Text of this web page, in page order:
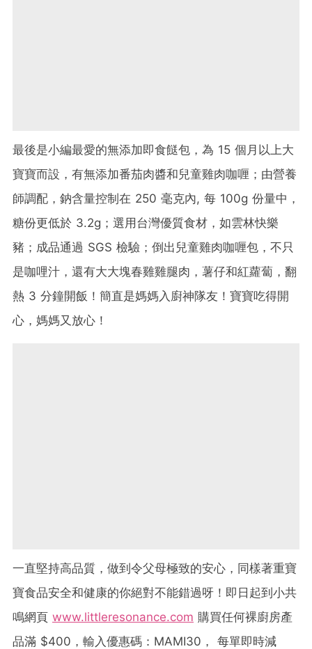
最後是小編最愛的無添加即食餸包，為 15 個月以上大
寶寶而設，有無添加番茄肉醬和兒童雞肉咖喱；由營養
師調配，鈉含量控制在 250 毫克內, 每 100g 份量中，
糖份更低於 3.2g；選用台灣優質食材，如雲林快樂
豬；成品通過 SGS 檢驗；倒出兒童雞肉咖喱包，不只
是咖哩汁，還有大大塊春雞雞腿肉，薯仔和紅蘿蔔，翻
熱 3 分鐘開飯！簡直是媽媽入廚神隊友！寶寶吃得開
心，媽媽又放心！
一直堅持高品質，做到令父母極致的安心，同樣著重寶
寶食品安全和健康的你絕對不能錯過呀！即日起到小共
鳴網頁 www.littleresonance.com 購買任何裸廚房產
品滿 $400，輸入優惠碼：MAMI30， 每單即時減